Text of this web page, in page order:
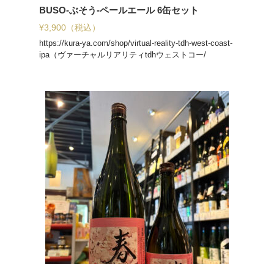
BUSO-ぶそう-ペールエール 6缶セット
¥3,900 （税込）
https://kura-ya.com/shop/virtual-reality-tdh-west-coast-
ipa（ヴァーチャルリアリティtdhウェストコー/